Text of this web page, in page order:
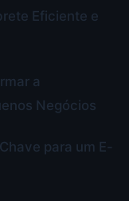
Eficiente e
a
Negócios
para um E-